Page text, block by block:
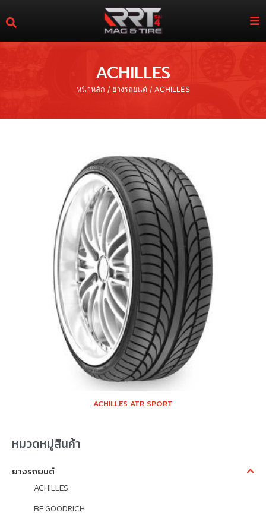
ACHILLES
หน้าหลัก / ยางรถยนต์/ ACHILLES
หมวดหมู่สินค้า
ยางรถยนต์
ACHILLES
BF GOODRICH
ACHILLES ATR SPORT